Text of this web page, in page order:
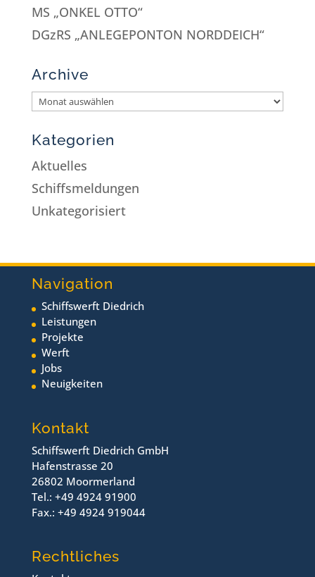
MS „ONKEL OTTO“
DGzRS „ANLEGEPONTON NORDDEICH“
Archive
Kategorien
Aktuelles
Schiffsmeldungen
Unkategorisiert
Navigation
Schiffswerft Diedrich
Leistungen
Projekte
Werft
Jobs
Neuigkeiten
Kontakt
Schiffswerft Diedrich GmbH
Hafenstrasse 20
26802 Moormerland
Tel.: +49 4924 91900
Fax.: +49 4924 919044
Rechtliches